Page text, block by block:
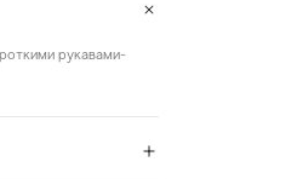
рукавами-